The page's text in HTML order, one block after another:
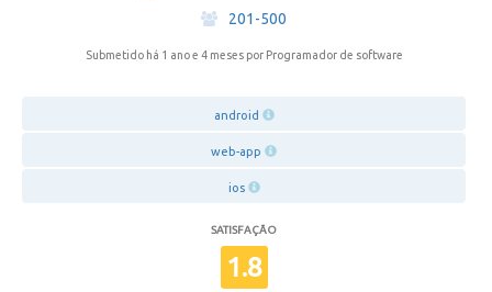
·
201-500
Submetido há 1 ano e 4 meses por Programador de software
android
web-app
ios
SATISFAÇÃO
1.8